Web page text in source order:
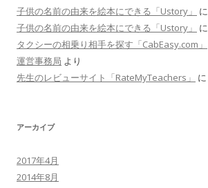
子供の名前の由来を絵本にできる「Ustory」 に
子供の名前の由来を絵本にできる「Ustory」
に
タクシーの相乗り相手を探す「CabEasy.com」
運営事務局 より
先生のレビューサイト「RateMyTeachers」
に
アーカイブ
2017年4月
2014年8月